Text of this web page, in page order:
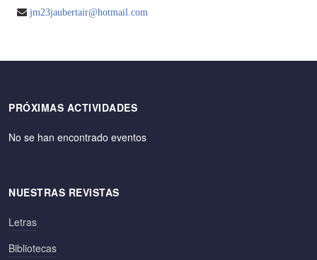
jm23jaubertair@hotmail.com
PRÓXIMAS ACTIVIDADES
No se han encontrado eventos
NUESTRAS REVISTAS
Letras
Bibliotecas